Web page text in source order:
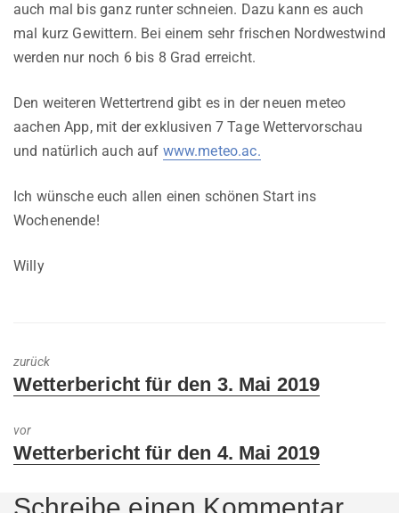
auch mal bis ganz runter schneien. Dazu kann es auch
mal kurz Gewittern. Bei einem sehr frischen Nordwestwind
werden nur noch 6 bis 8 Grad erreicht.
Den weiteren Wettertrend gibt es in der neuen meteo
aachen App, mit der exklusiven 7 Tage Wettervorschau
und natürlich auch auf www.meteo.ac.
Ich wünsche euch allen einen schönen Start ins
Wochenende!
Willy
zurück
Previous
Wetterbericht für den 3. Mai 2019
vor
Next
Wetterbericht für den 4. Mai 2019
Schreibe einen Kommentar